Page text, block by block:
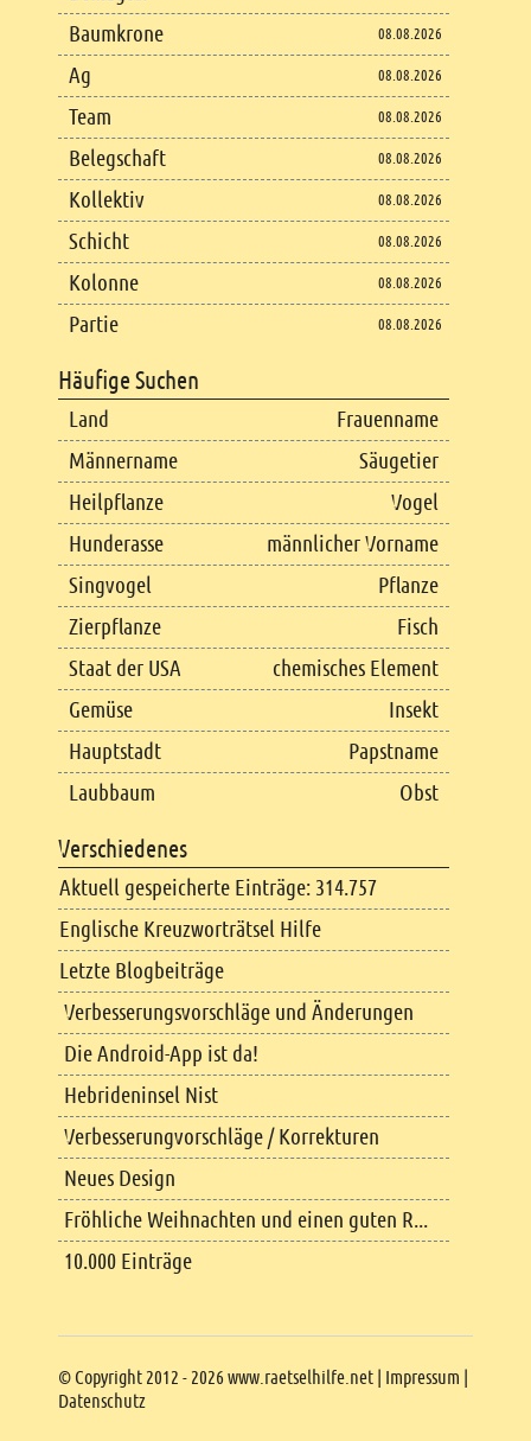
Copyright
© Copyright 2012 - 2026 www.raetselhilfe.net | Impressum |
Datenschutz
Baumkrone 08.08.2026
Ag 08.08.2026
Team 08.08.2026
Belegschaft 08.08.2026
Kollektiv 08.08.2026
Schicht 08.08.2026
Kolonne 08.08.2026
Partie 08.08.2026
Häufige Suchen
Land
Frauenname
Männername
Säugetier
Heilpflanze
Vogel
Hunderasse
männlicher Vorname
Singvogel
Pflanze
Zierpflanze
Fisch
Staat der USA
chemisches Element
Gemüse
Insekt
Hauptstadt
Papstname
Laubbaum
Obst
Verschiedenes
Aktuell gespeicherte Einträge: 314.757
Englische Kreuzworträtsel Hilfe
Letzte Blogbeiträge
Verbesserungsvorschläge und Änderungen
Die Android-App ist da!
Hebrideninsel Nist
Verbesserungvorschläge / Korrekturen
Neues Design
Fröhliche Weihnachten und einen guten R...
10.000 Einträge